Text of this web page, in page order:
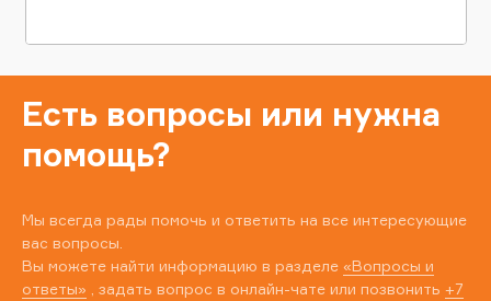
Есть вопросы или нужна
помощь?
Мы всегда рады помочь и ответить на все интересующие
вас вопросы.
Вы можете найти информацию в разделе «Вопросы и
ответы» , задать вопрос в онлайн-чате или позвонить +7